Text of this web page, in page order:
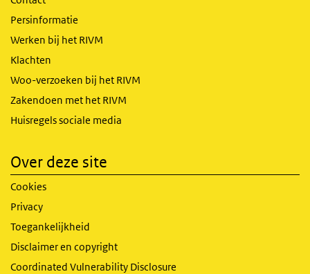
Persinformatie
Werken bij het RIVM
Klachten
Woo-verzoeken bij het RIVM
Zakendoen met het RIVM
Huisregels sociale media
Over deze site
Cookies
Privacy
Toegankelijkheid
Disclaimer en copyright
Coordinated Vulnerability Disclosure